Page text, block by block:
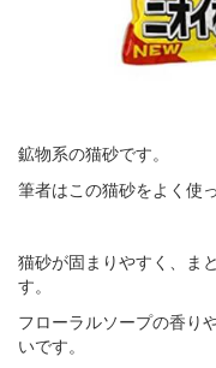
鉱物系の猫砂です。
筆者はこの猫砂をよく使
猫砂が固まりやすく、ま
す。
フローラルソープの香り
いです。